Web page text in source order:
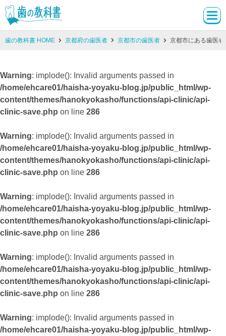
歯の教科書 HOME 京都府の歯医者 京都市の歯医者 京都市にある歯医
Warning: implode(): Invalid arguments passed in
/home/ehcare01/haisha-yoyaku-blog.jp/public_html/wp-
content/themes/hanokyokasho/functions/api-clinic/api-
clinic-save.php on line 286
Warning: implode(): Invalid arguments passed in
/home/ehcare01/haisha-yoyaku-blog.jp/public_html/wp-
content/themes/hanokyokasho/functions/api-clinic/api-
clinic-save.php on line 286
Warning: implode(): Invalid arguments passed in
/home/ehcare01/haisha-yoyaku-blog.jp/public_html/wp-
content/themes/hanokyokasho/functions/api-clinic/api-
clinic-save.php on line 286
Warning: implode(): Invalid arguments passed in
/home/ehcare01/haisha-yoyaku-blog.jp/public_html/wp-
content/themes/hanokyokasho/functions/api-clinic/api-
clinic-save.php on line 286
Warning: implode(): Invalid arguments passed in
/home/ehcare01/haisha-yoyaku-blog.jp/public_html/wp-